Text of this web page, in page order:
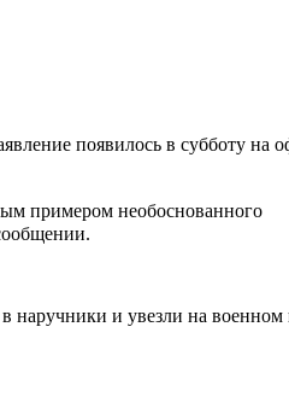
появилось в субботу на
примером необоснованного
и увезли на военном